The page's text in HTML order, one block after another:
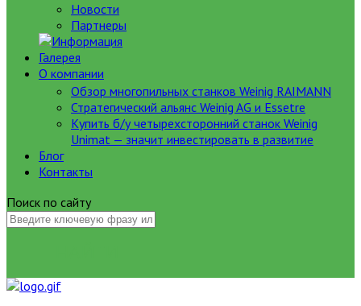
Новости
Партнеры
Галерея
О компании
Обзор многопильных станков Weinig RAIMANN
Стратегический альянс Weinig AG и Essetre
Купить б/у четырехсторонний станок Weinig
Unimat — значит инвестировать в развитие
Блог
Контакты
Поиск по сайту